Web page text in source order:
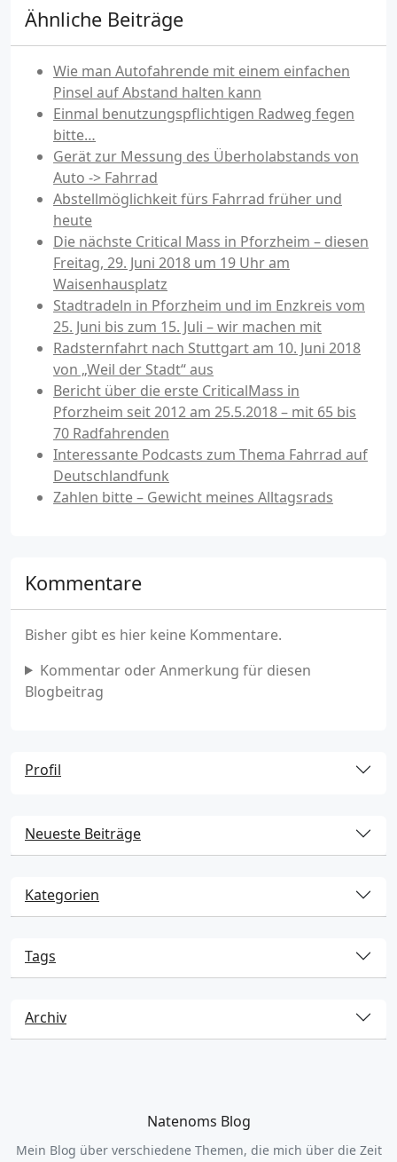
Ähnliche Beiträge
Wie man Autofahrende mit einem einfachen
Pinsel auf Abstand halten kann
Einmal benutzungspflichtigen Radweg fegen
bitte…
Gerät zur Messung des Überholabstands von
Auto -> Fahrrad
Abstellmöglichkeit fürs Fahrrad früher und
heute
Die nächste Critical Mass in Pforzheim – diesen
Freitag, 29. Juni 2018 um 19 Uhr am
Waisenhausplatz
Stadtradeln in Pforzheim und im Enzkreis vom
25. Juni bis zum 15. Juli – wir machen mit
Radsternfahrt nach Stuttgart am 10. Juni 2018
von „Weil der Stadt“ aus
Bericht über die erste CriticalMass in
Pforzheim seit 2012 am 25.5.2018 – mit 65 bis
70 Radfahrenden
Interessante Podcasts zum Thema Fahrrad auf
Deutschlandfunk
Zahlen bitte – Gewicht meines Alltagsrads
Kommentare
Bisher gibt es hier keine Kommentare.
Kommentar oder Anmerkung für diesen
Blogbeitrag
Profil
Neueste Beiträge
Kategorien
Tags
Archiv
Natenoms Blog
Mein Blog über verschiedene Themen, die mich über die Zeit